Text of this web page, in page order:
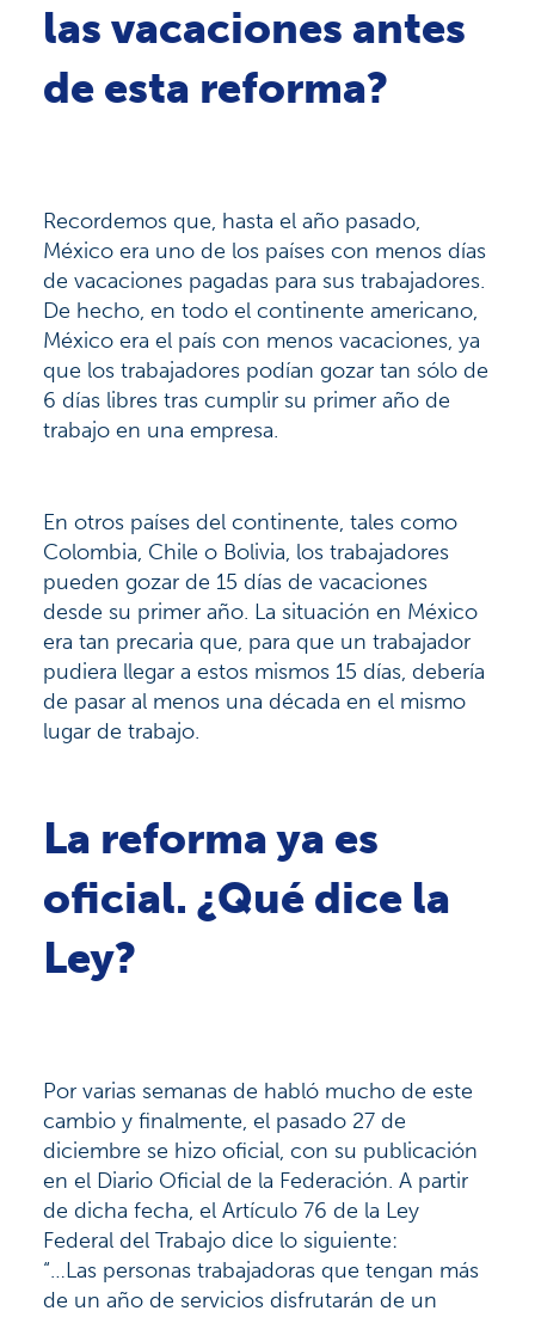
las vacaciones antes
de esta reforma?
Recordemos que, hasta el año pasado,
México era uno de los países con menos días
de vacaciones pagadas para sus trabajadores.
De hecho, en todo el continente americano,
México era el país con menos vacaciones, ya
que los trabajadores podían gozar tan sólo de
6 días libres tras cumplir su primer año de
trabajo en una empresa.
En otros países del continente, tales como
Colombia, Chile o Bolivia, los trabajadores
pueden gozar de 15 días de vacaciones
desde su primer año. La situación en México
era tan precaria que, para que un trabajador
pudiera llegar a estos mismos 15 días, debería
de pasar al menos una década en el mismo
lugar de trabajo.
La reforma ya es
oficial. ¿Qué dice la
Ley?
Por varias semanas de habló mucho de este
cambio y finalmente, el pasado 27 de
diciembre se hizo oficial, con su publicación
en el Diario Oficial de la Federación. A partir
de dicha fecha, el Artículo 76 de la Ley
Federal del Trabajo dice lo siguiente:
“…Las personas trabajadoras que tengan más
de un año de servicios disfrutarán de un